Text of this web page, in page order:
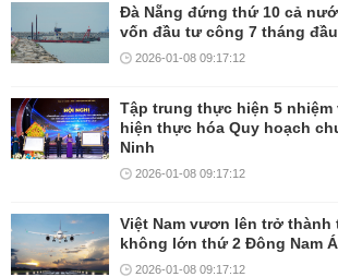
Đà Nẵng đứng thứ 10 cả
vốn đầu tư công 7 tháng
2026-01-08 09:17:12
Tập trung thực hiện 5 nhiệm
hiện thực hóa Quy hoạch
Ninh
2026-01-08 09:17:12
Việt Nam vươn lên trở
không lớn thứ 2 Đông Nam Á
2026-01-08 09:17:12